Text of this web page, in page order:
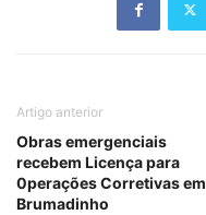
Artigo anterior
Obras emergenciais
recebem Licença para
0perações Corretivas em
Brumadinho